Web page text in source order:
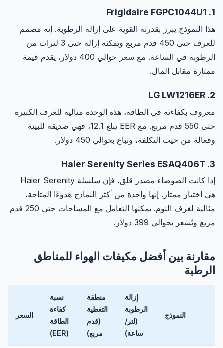
1. Frigidaire FGPC1044U1
هذا النموذج يبرز بقدرته القوية على إزالة الرطوبة. إنه مصمم
للغرف حتى 450 قدم مربع ويمكنه إزالة حتى 3 لترات من
الرطوبة في الساعة. مع سعر حوالي 400 دولار، يقدم قيمة
ممتازة مقابل المال.
2. LG LW1216ER
معروف بكفاءته في الطاقة، هذه الوحدة مثالية للغرف الكبيرة
حتى 550 قدم مربع. مع EER يبلغ 12.1، فهي صديقة للبيئة
وفعالة من حيث التكلفة، وتباع بحوالي 450 دولار.
3. Haier Serenity Series ESAQ406T
إذا كانت الضوضاء مصدر قلق، فإن سلسلة Haier Serenity
هي اختيار ممتاز. إنها واحدة من أكثر النماذج هدوءًا المتاحة،
مثالية لغرف النوم. يمكنها التعامل مع المساحات حتى 250 قدم
مربع وتُسعر بحوالي 399 دولار.
مقارنة بين أفضل مكيفات الهواء للمناطق
الرطبة
النموذج
إزالة
الرطوبة
(لتر/
ساعة)
منطقة
التغطية
(قدم
مربع)
نسبة
كفاءة
الطاقة
(EER)
السعر